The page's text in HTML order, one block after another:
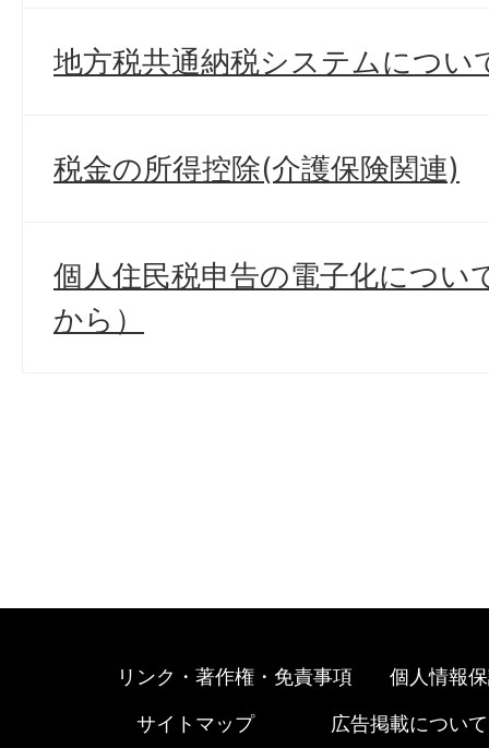
地方税共通納税システムについ
税金の所得控除(介護保険関連)
個人住民税申告の電子化につい
から）
リンク・著作権・免責事項 個人情報
サイトマップ 広告掲載について